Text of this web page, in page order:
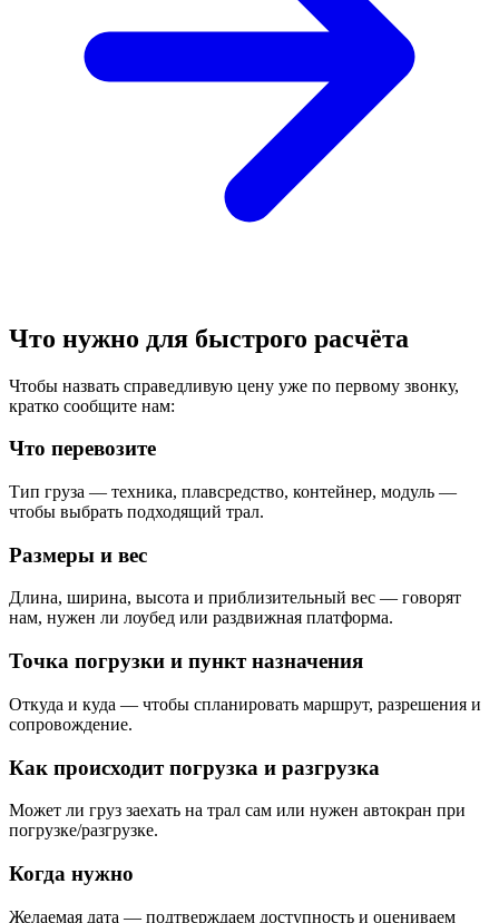
Что нужно для быстрого расчёта
Чтобы назвать справедливую цену уже по первому звонку,
кратко сообщите нам:
Что перевозите
Тип груза — техника, плавсредство, контейнер, модуль —
чтобы выбрать подходящий трал.
Размеры и вес
Длина, ширина, высота и приблизительный вес — говорят
нам, нужен ли лоубед или раздвижная платформа.
Точка погрузки и пункт назначения
Откуда и куда — чтобы спланировать маршрут, разрешения и
сопровождение.
Как происходит погрузка и разгрузка
Может ли груз заехать на трал сам или нужен автокран при
погрузке/разгрузке.
Когда нужно
Желаемая дата — подтверждаем доступность и оцениваем